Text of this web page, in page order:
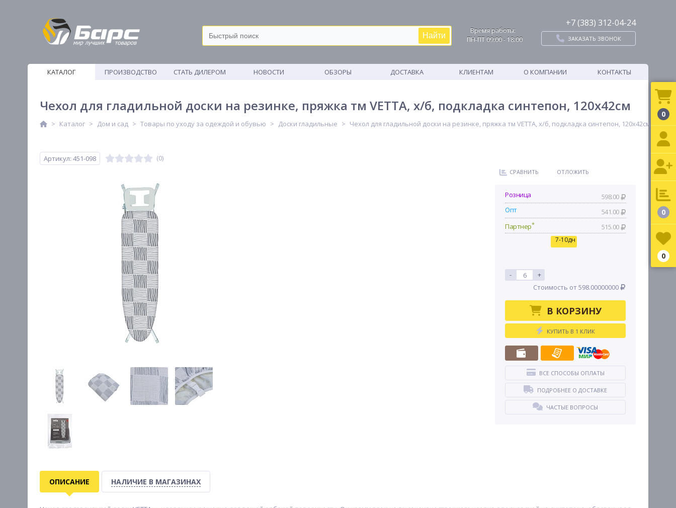
Найти
Время работы:
ПН-ПТ 09:00 - 18:00
+7 (383) 312-04-24
ЗАКАЗАТЬ ЗВОНОК
КАТАЛОГ
ПРОИЗВОДСТВО
СТАТЬ ДИЛЕРОМ НОВОСТИ ОБЗОРЫ ДОСТАВКА КЛИЕНТАМ О КОМПАНИИ КОНТАКТЫ
Чехол для гладильной доски на резинке, пряжка тм VETTA, х/б, подкладка синтепон, 120х42см
Каталог Дом и сад Товары по уходу за одеждой и обувью Доски гладильные Чехол для гладильной доски на резинке, пряжка тм VETTA, х/б, подкладка синтепон, 120х42см
Артикул: 451-098 (0)
СРАВНИТЬ ОТЛОЖИТЬ
Розница
598.00
Опт
541.00
Партнер* 515.00
7-10дн
-
+
Стоимость от 598.00000000
В КОРЗИНУ
КУПИТЬ В 1 КЛИК
ВСЕ СПОСОБЫ ОПЛАТЫ
ПОДРОБНЕЕ О ДОСТАВКЕ
ЧАСТЫЕ ВОПРОСЫ
ОПИСАНИЕ НАЛИЧИЕ В МАГАЗИНАХ
0
0
0